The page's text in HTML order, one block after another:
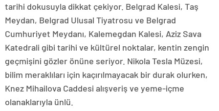
tarihi dokusuyla dikkat çekiyor. Belgrad Kalesi, Taş
Meydan, Belgrad Ulusal Tiyatrosu ve Belgrad
Cumhuriyet Meydanı, Kalemegdan Kalesi, Aziz Sava
Katedrali gibi tarihi ve kültürel noktalar, kentin zengin
geçmişini gözler önüne seriyor. Nikola Tesla Müzesi,
bilim meraklıları için kaçırılmayacak bir durak olurken,
Knez Mihailova Caddesi alışveriş ve yeme-içme
olanaklarıyla ünlü.